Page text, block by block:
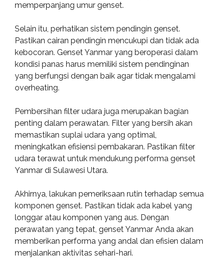
memperpanjang umur genset.
Selain itu, perhatikan sistem pendingin genset.
Pastikan cairan pendingin mencukupi dan tidak ada
kebocoran. Genset Yanmar yang beroperasi dalam
kondisi panas harus memiliki sistem pendinginan
yang berfungsi dengan baik agar tidak mengalami
overheating.
Pembersihan filter udara juga merupakan bagian
penting dalam perawatan. Filter yang bersih akan
memastikan suplai udara yang optimal,
meningkatkan efisiensi pembakaran. Pastikan filter
udara terawat untuk mendukung performa genset
Yanmar di Sulawesi Utara.
Akhirnya, lakukan pemeriksaan rutin terhadap semua
komponen genset. Pastikan tidak ada kabel yang
longgar atau komponen yang aus. Dengan
perawatan yang tepat, genset Yanmar Anda akan
memberikan performa yang andal dan efisien dalam
menjalankan aktivitas sehari-hari.